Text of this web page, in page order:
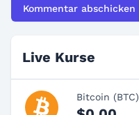
Live Kurse
Bitcoin (BTC)